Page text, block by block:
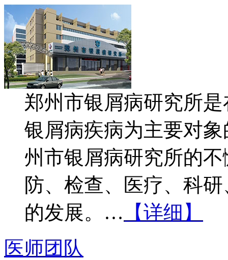
郑州市银屑病研究所
银屑病疾病为主要对
州市银屑病研究所的
防、检查、医疗、科
的发展。… 【详细】
医师团队